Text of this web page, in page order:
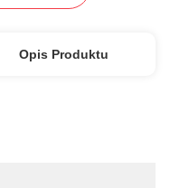
Opis Produktu